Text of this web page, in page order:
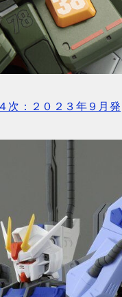
次：２０２３年９月発